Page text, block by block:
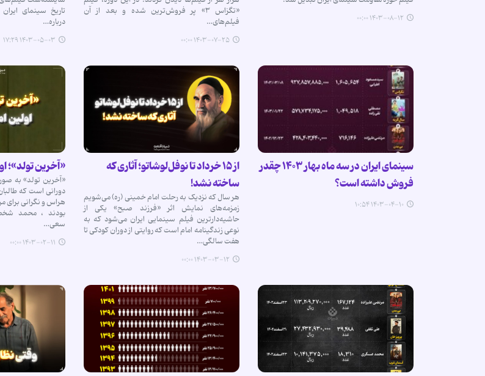
۱۴۰۳-۰۸-۱۲ ۰۰:۰۰
«تگزاس ۳» پر فروش‌ترین شده و بعد از آن
فیلم‌های…
۱۴۰۳-۰۷-۲۵ ۰۰:۰۰
تاریخ سینمای
درباره…
۱۴۰۳-۰۵-۰۳ ۱۷:۲۹
سینمای ایران در سه ماه بهار ۱۴۰۳ چقدر
فروش داشته است؟
۱۴۰۳-۰۴-۱۰ ۱۰:۵۴
از ۱۵ خرداد تا نوفل‌لوشاتو؛ آثاری که
ساخته نشد!
هر سال که نزدیک به رحلت امام خمینی (ره) می‌شویم
زمزمه‌های نمایش اثر «فرزند صبح» یکی از
حاشیه‌دارترین فیلم سینمایی ایران می‌شود که به
نوعی زندگینامه امام است که روایتی از دوران کودکی تا
هفت سالگی…
۱۴۰۳-۰۳-۱۲ ۰۰:۰۰
«آخرین تولد»؛
«آخرین تولد» به
دورانی است که
هراس و نگرانی برای
بودند ، محمد
سعی…
۱۴۰۳-۰۲-۱۱ ۰۰:۰۰